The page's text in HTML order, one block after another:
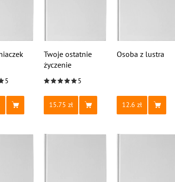
5
Twoje ostatnie
życzenie
5
15.75
Osoba z lustra
12.6